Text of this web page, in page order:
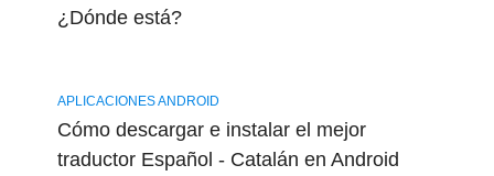
¿Dónde está?
APLICACIONES ANDROID
Cómo descargar e instalar el mejor
traductor Español - Catalán en Android